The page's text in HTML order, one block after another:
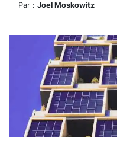
Par : Joel Moskowitz